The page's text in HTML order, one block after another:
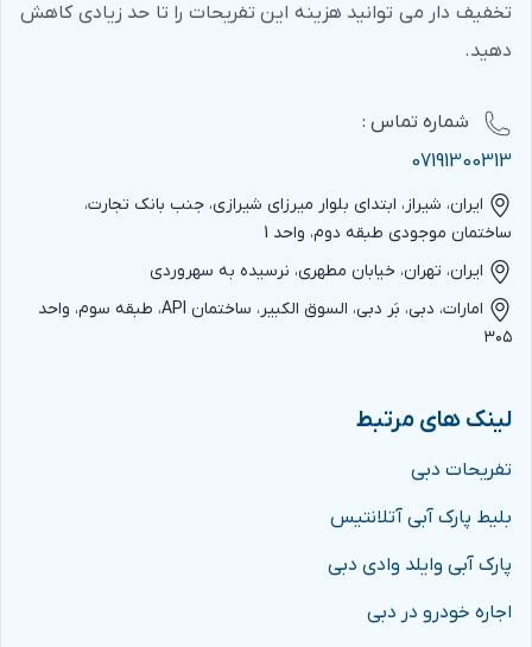
تخفیف دار می توانید هزینه این تفریحات را تا حد زیادی کاهش
دهید.
شماره‌ تماس :
07191300313
ایران، شیراز، ابتدای بلوار میرزای شیرازی، جنب بانک تجارت،
ساختمان موجودی طبقه دوم، واحد 1
ایران، تهران، خیابان مطهری، نرسیده به سهروردی
امارات، دبی، بَر دبی، السوق الکبیر، ساختمان API، طبقه سوم، واحد
۳۰۵
لینک های مرتبط
تفریحات دبی
بلیط پارک آبی آتلانتیس
پارک آبی وایلد وادی دبی
اجاره خودرو در دبی